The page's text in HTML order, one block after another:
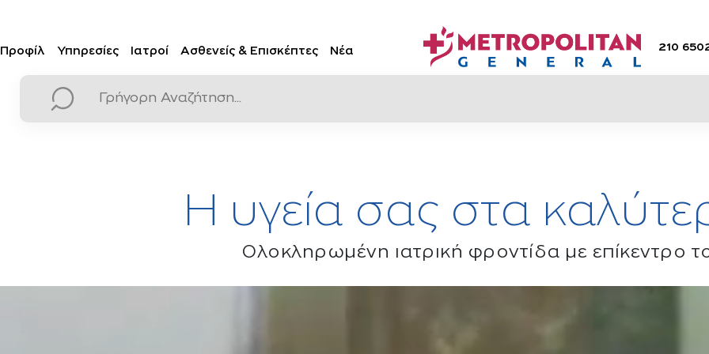
Προφίλ Υπηρεσίες Ιατροί Ασθενείς & Επισκέπτες Νέα 210
Η υγεία σας στα
Ολοκληρωμένη ιατρική φροντίδα με επίκεντρο